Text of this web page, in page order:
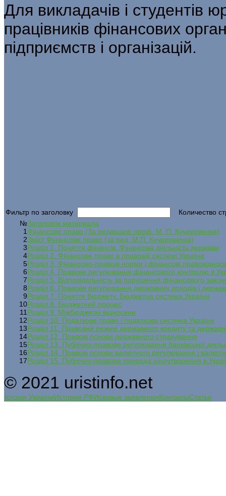
Для викладачів і студентів
працівників фінансових
підприємств і організацій.
Фильтр по заголовку
Количество
№Заголовок материала
1Фінансове право (За редакцією проф. М. П. Кучерявенка)
2Зміст Фінансове право (за ред. М.П. Кучерявенка)
3Розділ 1. Поняття фінансів. Фінансова діяльність держави
4Розділ 2. Фінансове право в правовій системі України
5Розділ 3. Фінансово-правові норми і фінансові
6Розділ 4. Правове регулювання фінансового контролю в
7Розділ 5. Відповідальність за порушення фінансового
8Розділ 6. Правове регулювання державних доходів і
9Розділ 7. Поняття бюджету. Бюджетна система України
10Розділ 8. Бюджетний процес
11 Розділ 9. Міжбюджетні відносини
12Розділ 10. Податкове право і податкова система України
13Розділ 11. Правовий режим державного кредиту та
14Розділ 12. Правові основи державного страхування
15Розділ 13. Публічно-правове регулювання банківської
16Розділ 14. Правові основи валютного регулювання і
17Розділ 15. Публічно-правова природа ціноутворення в
© 2021 uristinfo.net
Історія УкраїниИстория РФИсковые заявленияКонтактыСтатьи